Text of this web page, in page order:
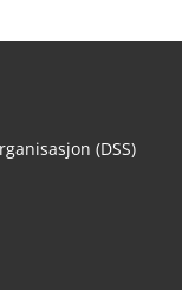
(DSS)